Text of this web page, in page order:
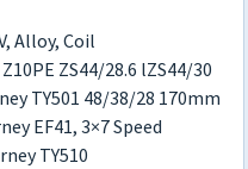
Alloy, Coil
ZS44/28.6 lZS44/30
TY501 48/38/28 170mm
EF41, 3×7 Speed
TY510